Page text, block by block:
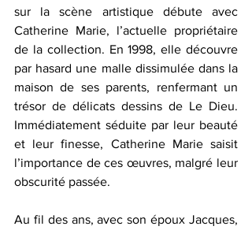
sur la scène artistique débute avec
Catherine Marie, l’actuelle propriétaire
de la collection. En 1998, elle découvre
par hasard une malle dissimulée dans la
maison de ses parents, renfermant un
trésor de délicats dessins de Le Dieu.
Immédiatement séduite par leur beauté
et leur finesse, Catherine Marie saisit
l’importance de ces œuvres, malgré leur
obscurité passée.
Au fil des ans, avec son époux Jacques,